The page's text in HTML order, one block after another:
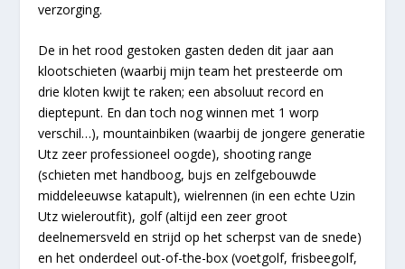
verzorging.
De in het rood gestoken gasten deden dit jaar aan
klootschieten (waarbij mijn team het presteerde om
drie kloten kwijt te raken; een absoluut record en
dieptepunt. En dan toch nog winnen met 1 worp
verschil…), mountainbiken (waarbij de jongere generatie
Utz zeer professioneel oogde), shooting range
(schieten met handboog, bujs en zelfgebouwde
middeleeuwse katapult), wielrennen (in een echte Uzin
Utz wieleroutfit), golf (altijd een zeer groot
deelnemersveld en strijd op het scherpst van de snede)
en het onderdeel out-of-the-box (voetgolf, frisbeegolf,